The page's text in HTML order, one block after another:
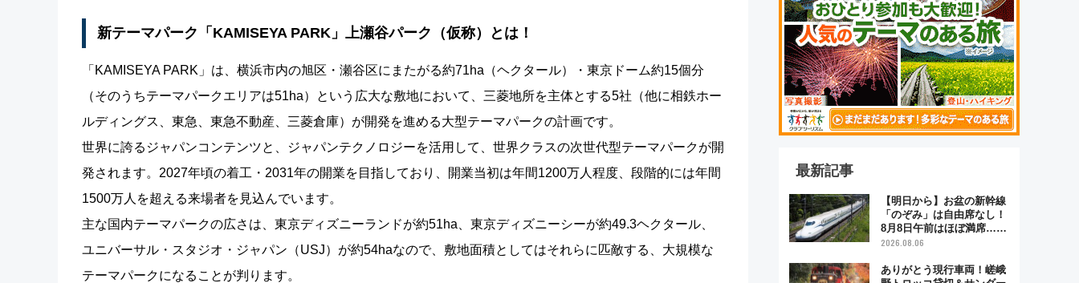
新テーマパーク「KAMISEYA PARK」上瀬谷パーク（仮称）とは！
「KAMISEYA PARK」は、横浜市内の旭区・瀬谷区にまたがる約71ha（ヘクタール）・東京ドーム約15個分
（そのうちテーマパークエリアは51ha）という広大な敷地において、三菱地所を主体とする5社（他に相鉄ホー
ルディングス、東急、東急不動産、三菱倉庫）が開発を進める大型テーマパークの計画です。
世界に誇るジャパンコンテンツと、ジャパンテクノロジーを活用して、世界クラスの次世代型テーマパークが開
発されます。2027年頃の着工・2031年の開業を目指しており、開業当初は年間1200万人程度、段階的には年間
1500万人を超える来場者を見込んでいます。
主な国内テーマパークの広さは、東京ディズニーランドが約51ha、東京ディズニーシーが約49.3ヘクタール、
ユニバーサル・スタジオ・ジャパン（USJ）が約54haなので、敷地面積としてはそれらに匹敵する、大規模な
テーマパークになることが判ります。
最新記事
【明日から】お盆の新幹線
「のぞみ」は自由席なし！
8月8日午前はほぼ満席…で
も数時間ズラせば空きが見
「空席」探しのコツ
2026.08.06
ありがとう現行車両！嵯峨